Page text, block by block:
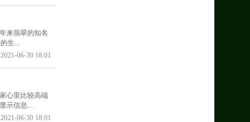
来翡翠的知名
生...
2021-06-30 18:01
心里比较高端
示信息...
2021-06-30 18:01